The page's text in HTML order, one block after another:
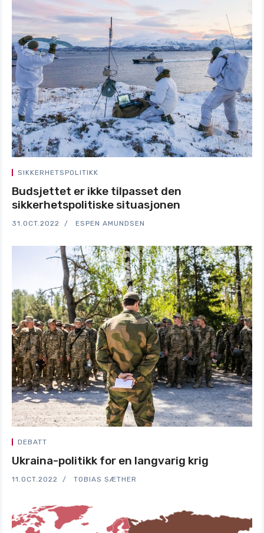
SIKKERHETSPOLITIKK
Budsjettet er ikke tilpasset den
sikkerhetspolitiske situasjonen
31.OCT.2022 ESPEN AMUNDSEN
DEBATT
Ukraina-politikk for en langvarig krig
11.OCT.2022 TOBIAS SÆTHER